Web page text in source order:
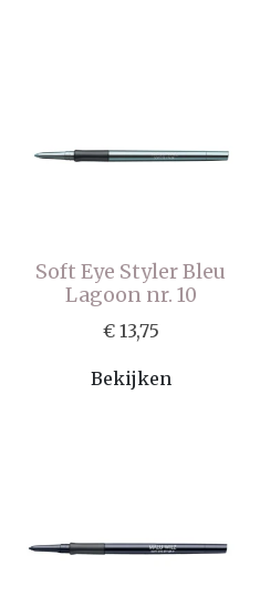
Soft Eye Styler Bleu
Lagoon nr. 10
€ 13,75
Bekijken